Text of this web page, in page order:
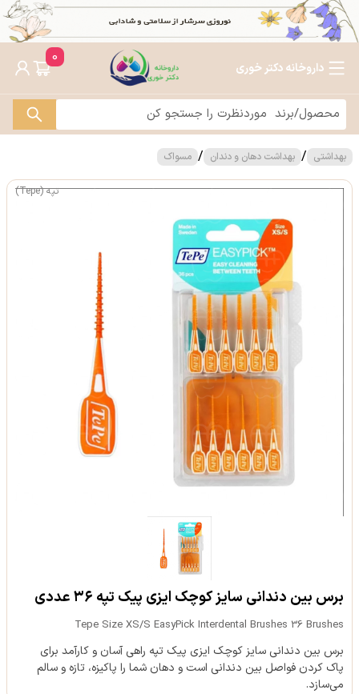
داروخانه دکتر خوری
0
بهداشتی / بهداشت دهان و دندان / مسواک
تپه (Tepe)
برس بین دندانی سایز کوچک ایزی پیک تپه ۳۶ عددی
Tepe Size XS/S EasyPick Interdental Brushes 36 Brushes
برس بین دندانی سایز کوچک ایزی پیک تپه راهی آسان و کارآمد برای
پاک کردن فواصل بین دندانی است و دهان شما را پاکیزه، تازه و سالم
می‌سازد.